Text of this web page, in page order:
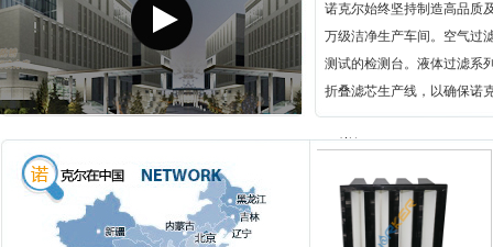
诺克尔始终坚持制造高品质
万级洁净生产车间。空气过
测试的检测台。液体过滤系
折叠滤芯生产线，以确保诺
>>详细